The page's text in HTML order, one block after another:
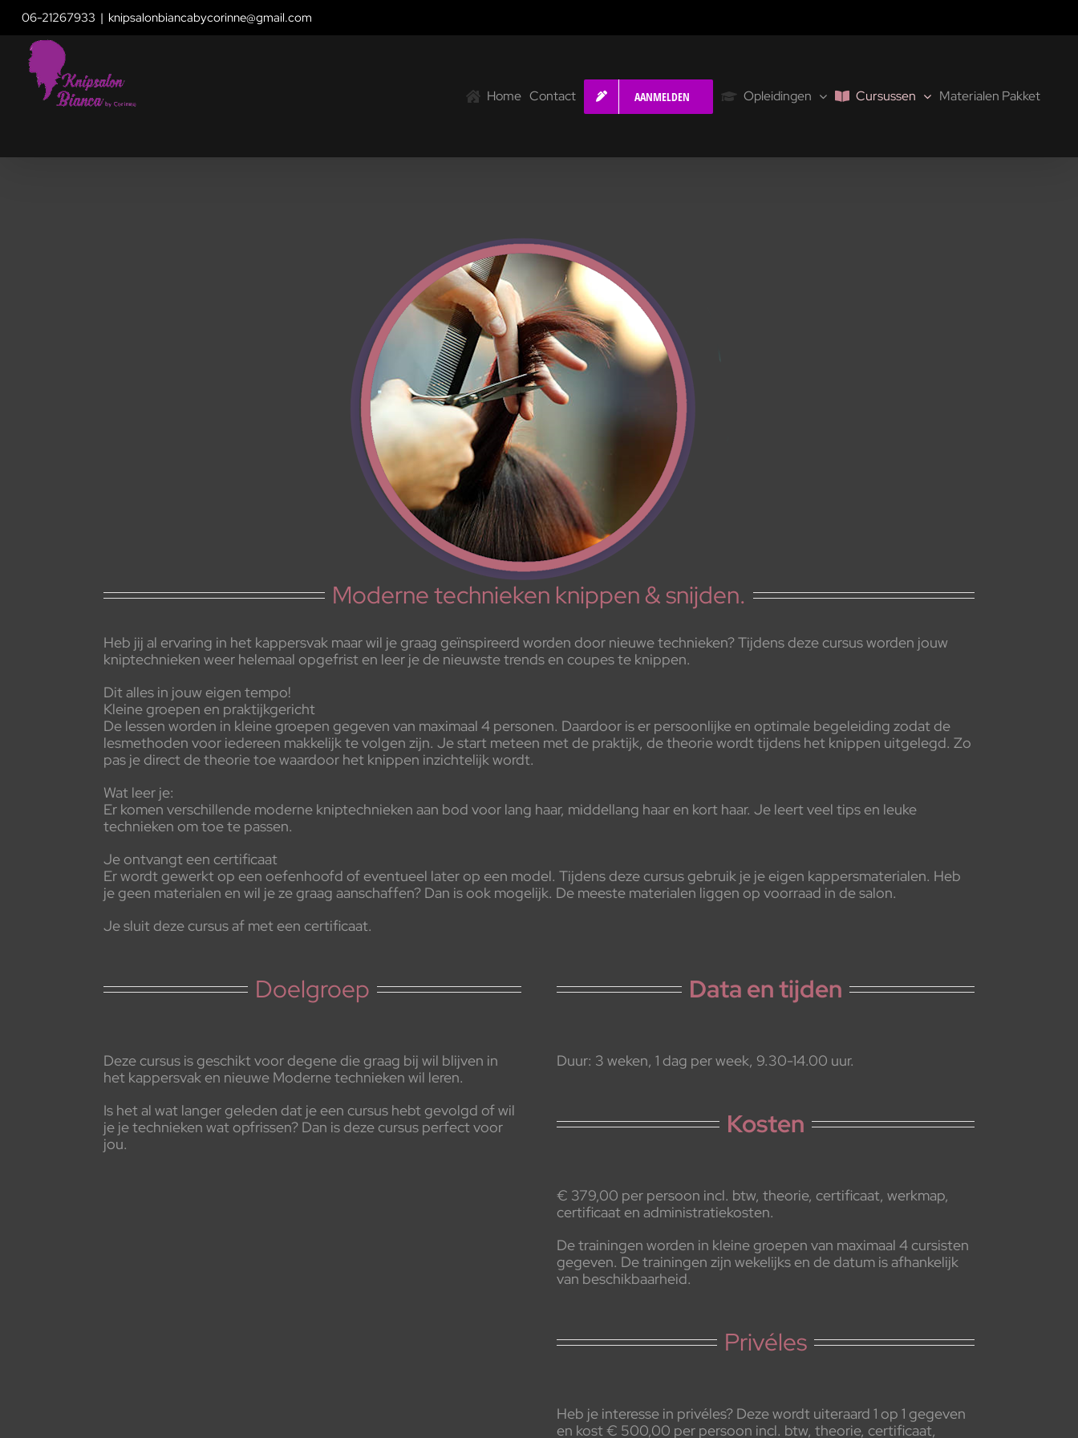
content
06-21267933 | knipsalonbiancabycorinne@gmail.com
Home Contact AANMELDEN Opleidingen Cursussen Materialen Pakket
Moderne technieken knippen & snijden.
Heb jij al ervaring in het kappersvak maar wil je graag geïnspireerd worden door nieuwe technieken? Tijdens deze cursus worden jouw
kniptechnieken weer helemaal opgefrist en leer je de nieuwste trends en coupes te knippen.
Dit alles in jouw eigen tempo!
Kleine groepen en praktijkgericht
De lessen worden in kleine groepen gegeven van maximaal 4 personen. Daardoor is er persoonlijke en optimale begeleiding zodat de
lesmethoden voor iedereen makkelijk te volgen zijn. Je start meteen met de praktijk, de theorie wordt tijdens het knippen uitgelegd. Zo
pas je direct de theorie toe waardoor het knippen inzichtelijk wordt.
Wat leer je:
Er komen verschillende moderne kniptechnieken aan bod voor lang haar, middellang haar en kort haar. Je leert veel tips en leuke
technieken om toe te passen.
Je ontvangt een certificaat
Er wordt gewerkt op een oefenhoofd of eventueel later op een model. Tijdens deze cursus gebruik je je eigen kappersmaterialen. Heb
je geen materialen en wil je ze graag aanschaffen? Dan is ook mogelijk. De meeste materialen liggen op voorraad in de salon.
Je sluit deze cursus af met een certificaat.
Doelgroep
Deze cursus is geschikt voor degene die graag bij wil blijven in
het kappersvak en nieuwe Moderne technieken wil leren.
Is het al wat langer geleden dat je een cursus hebt gevolgd of wil
je je technieken wat opfrissen? Dan is deze cursus perfect voor
jou.
Data en tijden
Duur: 3 weken, 1 dag per week, 9.30-14.00 uur.
Kosten
€ 379,00 per persoon incl. btw, theorie, certificaat, werkmap,
certificaat en administratiekosten.
De trainingen worden in kleine groepen van maximaal 4 cursisten
gegeven. De trainingen zijn wekelijks en de datum is afhankelijk
van beschikbaarheid.
Privéles
Heb je interesse in privéles? Deze wordt uiteraard 1 op 1 gegeven
en kost € 500,00 per persoon incl. btw, theorie, certificaat,